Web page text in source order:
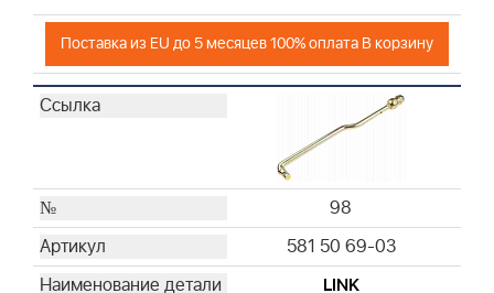
Поставка из EU до 5 месяцев 100% оплата В корзину
98
581 50 69-03
LINK